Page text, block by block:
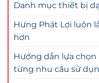
Danh mục thiết bị
Hưng Phát Lợi luôn
hơn
Hướng dẫn lựa
từng nhu cầu sử